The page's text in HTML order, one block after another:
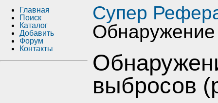
Супер
выбросов
Главная
Поиск
Каталог
Добавить
Форум
Контакты